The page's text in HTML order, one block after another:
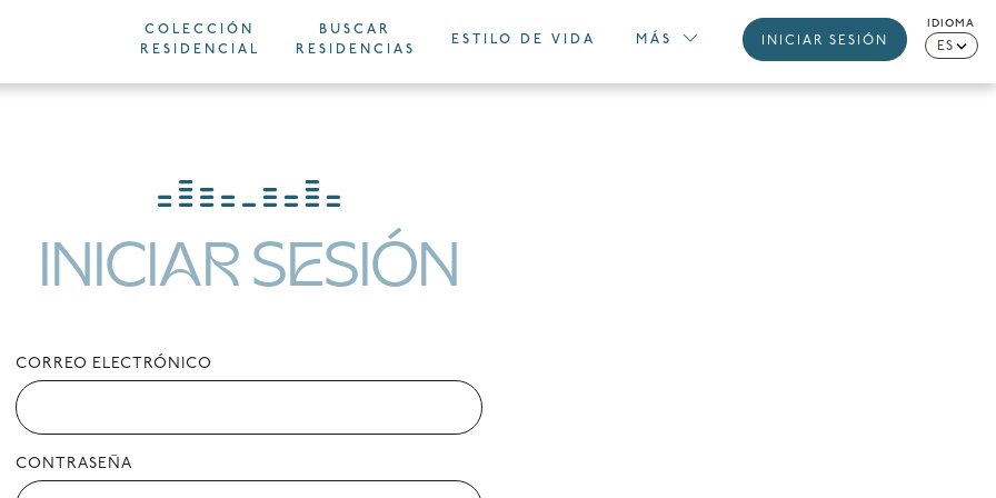
COLECCIÓN
RESIDENCIAL
BUSCAR
RESIDENCIAS
ESTILO DE VIDA MÁS INICIAR SESIÓN
IDIOMA
ES
INICIAR SESIÓN
CORREO ELECTRÓNICO
CONTRASEÑA